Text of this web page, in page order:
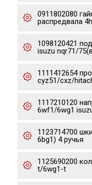
0911802080
распредвала
1098120421
isuzu nqr71/
1111412654
cyz51/cxz/
1117210120
6wf1/6wg1
1123714700
6bg1) 4 ручья
1125690200
t/6wg1-t